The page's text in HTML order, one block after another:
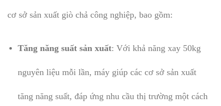
cơ sở sản xuất giò chả công nghiệp, bao gồm:
Tăng năng suất sản xuất: Với khả năng xay 50kg
nguyên liệu mỗi lần, máy giúp các cơ sở sản xuất
tăng năng suất, đáp ứng nhu cầu thị trường một cách